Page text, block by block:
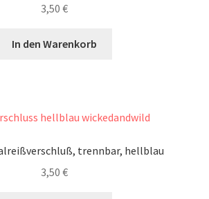
3,50 €
In den Warenkorb
trennbar, hellblau
3,50 €